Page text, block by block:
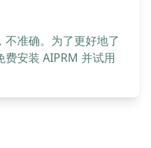
准确。为了更好地了
安装 AIPRM 并试用